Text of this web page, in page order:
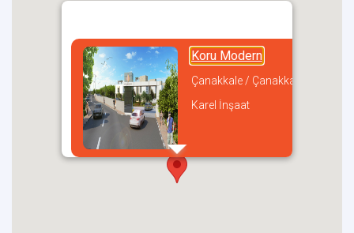
Koru Modern
Çanakkale / Çanakkale
Karel İnşaat